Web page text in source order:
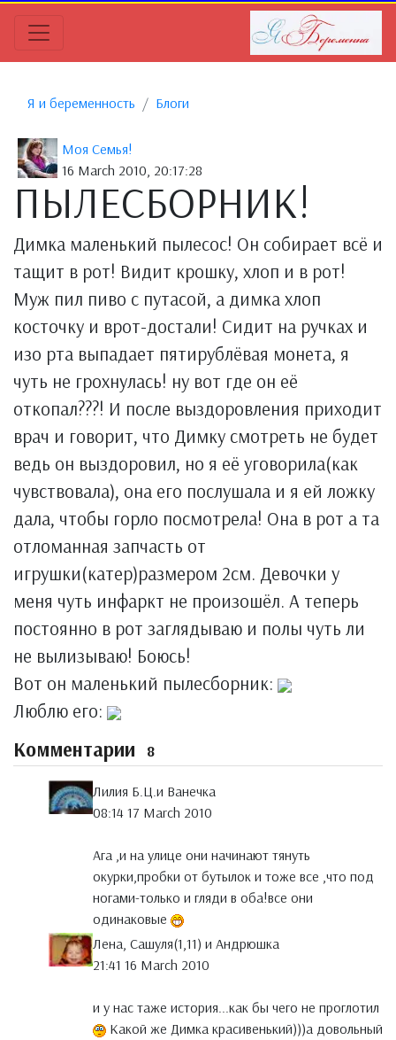
Я и беременность Блоги
Моя Семья!
16 March 2010, 20:17:28
ПЫЛЕСБОРНИК!
Димка маленький пылесос! Он собирает всё и
тащит в рот! Видит крошку, хлоп и в рот!
Муж пил пиво с путасой, а димка хлоп
косточку и врот-достали! Сидит на ручках и
изо рта выпадает пятирублёвая монета, я
чуть не грохнулась! ну вот где он её
откопал???! И после выздоровления приходит
врач и говорит, что Димку смотреть не будет
ведь он выздоровил, но я её уговорила(как
чувствовала), она его послушала и я ей ложку
дала, чтобы горло посмотрела! Она в рот а та
отломанная запчасть от
игрушки(катер)размером 2см. Девочки у
меня чуть инфаркт не произошёл. А теперь
постоянно в рот заглядываю и полы чуть ли
не вылизываю! Боюсь!
Вот он маленький пылесборник:
Люблю его:
Комментарии 8
Лилия Б.Ц.и Ванечка
08:14 17 March 2010
Ага ,и на улице они начинают тянуть
окурки,пробки от бутылок и тоже все ,что под
ногами-только и гляди в оба!все они
одинаковые
Лена, Сашуля(1,11) и Андрюшка
21:41 16 March 2010
и у нас таже история...как бы чего не проглотил
Какой же Димка красивенький)))а довольный